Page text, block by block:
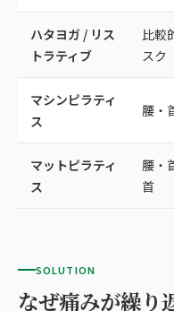
ハタヨガ / リス
トラティブ
比較
スク
マシンピラティ
ス
腰・
マットピラティ
ス
腰・
首
SOLUTION
なぜ痛みが繰り